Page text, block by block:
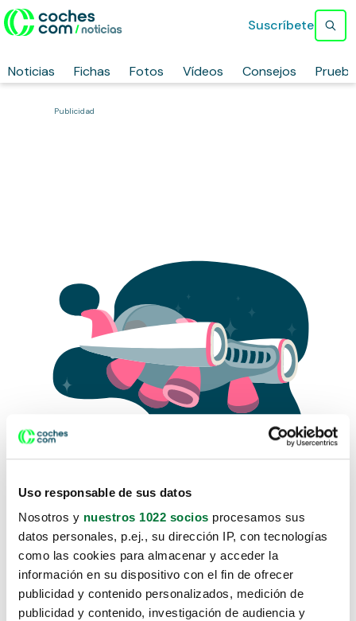
Uso responsable de sus datos
Nosotros y nuestros 1022 socios procesamos sus
datos personales, p.ej., su dirección IP, con tecnologías
como las cookies para almacenar y acceder la
información en su dispositivo con el fin de ofrecer
publicidad y contenido personalizados, medición de
publicidad y contenido, investigación de audiencia y
Noticias Fichas Fotos Vídeos Consejos
Suscríbete
Publicidad
Lo sentimos, no sabemos como
te hemos traido hasta aquí.